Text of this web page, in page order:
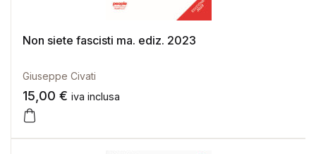
Non siete fascisti ma. ediz. 2023
Giuseppe Civati
15,00 € iva inclusa